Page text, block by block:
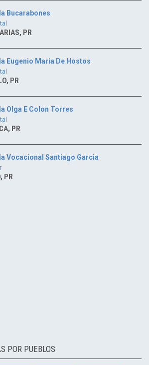
Bucarabones
PR
Eugenio Maria De Hostos
PR
Olga E Colon Torres
PR
Vocacional Santiago Garcia
PR
POR PUEBLOS